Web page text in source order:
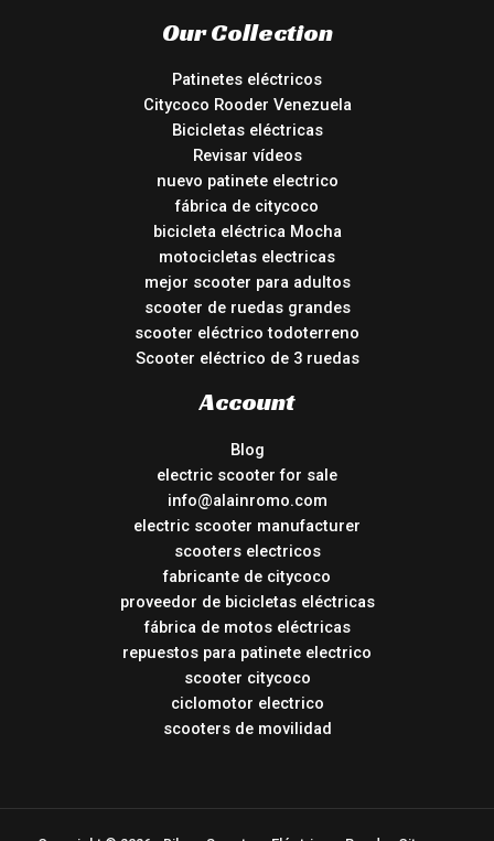
Our Collection
Patinetes eléctricos
Citycoco Rooder Venezuela
Bicicletas eléctricas
Revisar vídeos
nuevo patinete electrico
fábrica de citycoco
bicicleta eléctrica Mocha
motocicletas electricas
mejor scooter para adultos
scooter de ruedas grandes
scooter eléctrico todoterreno
Scooter eléctrico de 3 ruedas
Account
Blog
electric scooter for sale
info@alainromo.com
electric scooter manufacturer
scooters electricos
fabricante de citycoco
proveedor de bicicletas eléctricas
fábrica de motos eléctricas
repuestos para patinete electrico
scooter citycoco
ciclomotor electrico
scooters de movilidad